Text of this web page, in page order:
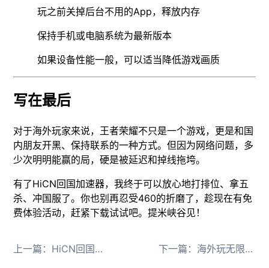
玩之前关掉后台不用的App，释放内存
保持手机或电脑系统为最新版本
如果设备性能一般，可以适当降低游戏画质
写在最后
对于海外玩家来说，王者荣耀不只是一个游戏，更是和国
内朋友开黑、保持联系的一种方式。但因为网络问题，多
少次明明能赢的局，硬是被延迟和掉线拖垮。
有了HiCN回国加速器，我终于可以放心地打排位、拿五
杀、冲国服了。你也别再忍受460的折磨了，趁现在有免
费体验活动，赶紧下载试试吧。提米峡谷见！
上一篇： HiCN回国加速器 海外玩原神告别延迟卡顿 下一篇： 海外玩无限暖暖延迟高就用HiCN回国加速器